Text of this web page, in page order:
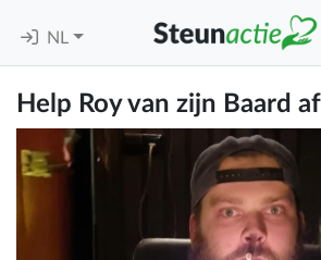
NL
Help Roy van zijn Baard af